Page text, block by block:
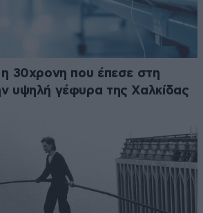
30χρονη που έπεσε στη
υψηλή γέφυρα της Χαλκίδας